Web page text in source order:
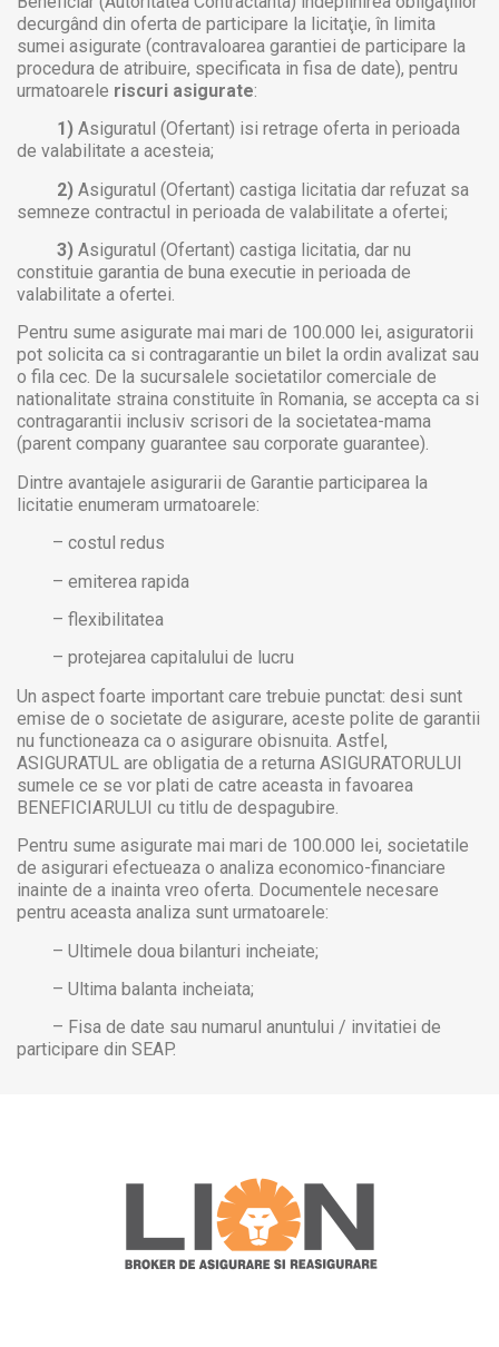
decurgând din oferta de participare la licitaţie, în limita
sumei asigurate (contravaloarea garantiei de participare la
procedura de atribuire, specificata in fisa de date), pentru
urmatoarele riscuri asigurate:
1) Asiguratul (Ofertant) isi retrage oferta in perioada
de valabilitate a acesteia;
2) Asiguratul (Ofertant) castiga licitatia dar refuzat sa
semneze contractul in perioada de valabilitate a ofertei;
3) Asiguratul (Ofertant) castiga licitatia, dar nu
constituie garantia de buna executie in perioada de
valabilitate a ofertei.
Pentru sume asigurate mai mari de 100.000 lei, asiguratorii
pot solicita ca si contragarantie un bilet la ordin avalizat sau
o fila cec. De la sucursalele societatilor comerciale de
nationalitate straina constituite în Romania, se accepta ca si
contragarantii inclusiv scrisori de la societatea-mama
(parent company guarantee sau corporate guarantee).
Dintre avantajele asigurarii de Garantie participarea la
licitatie enumeram urmatoarele:
– costul redus
– emiterea rapida
– flexibilitatea
– protejarea capitalului de lucru
Un aspect foarte important care trebuie punctat: desi sunt
emise de o societate de asigurare, aceste polite de garantii
nu functioneaza ca o asigurare obisnuita. Astfel,
ASIGURATUL are obligatia de a returna ASIGURATORULUI
sumele ce se vor plati de catre aceasta in favoarea
BENEFICIARULUI cu titlu de despagubire.
Pentru sume asigurate mai mari de 100.000 lei, societatile
de asigurari efectueaza o analiza economico-financiare
inainte de a inainta vreo oferta. Documentele necesare
pentru aceasta analiza sunt urmatoarele:
– Ultimele doua bilanturi incheiate;
– Ultima balanta incheiata;
– Fisa de date sau numarul anuntului / invitatiei de
participare din SEAP.